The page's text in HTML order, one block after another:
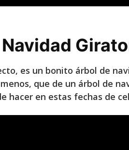
es un bonito árbol de
que de un árbol de
hacer en estas fechas de